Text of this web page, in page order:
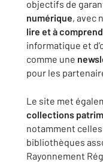
objectifs de
numérique, avec
lire et à
informatique et
comme une
pour les
Le site met
collections
notamment
bibliothèques
Rayonnement